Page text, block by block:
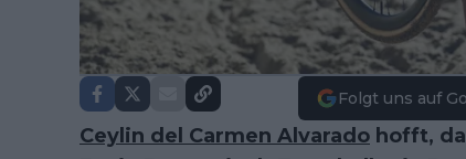
Folgt uns auf
Ceylin del Carmen Alvarado hofft,